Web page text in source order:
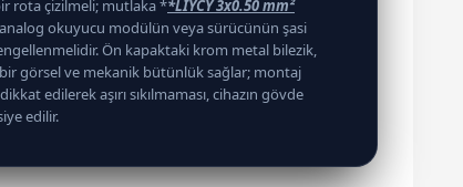
rota çizilmeli; mutlaka **LIYCY 3x0.50 mm²
okuyucu modülün veya sürücünün şasi
Ön kapaktaki krom metal bilezik,
görsel ve mekanik bütünlük sağlar; montaj
edilerek aşırı sıkılmaması, cihazın gövde
edilir.